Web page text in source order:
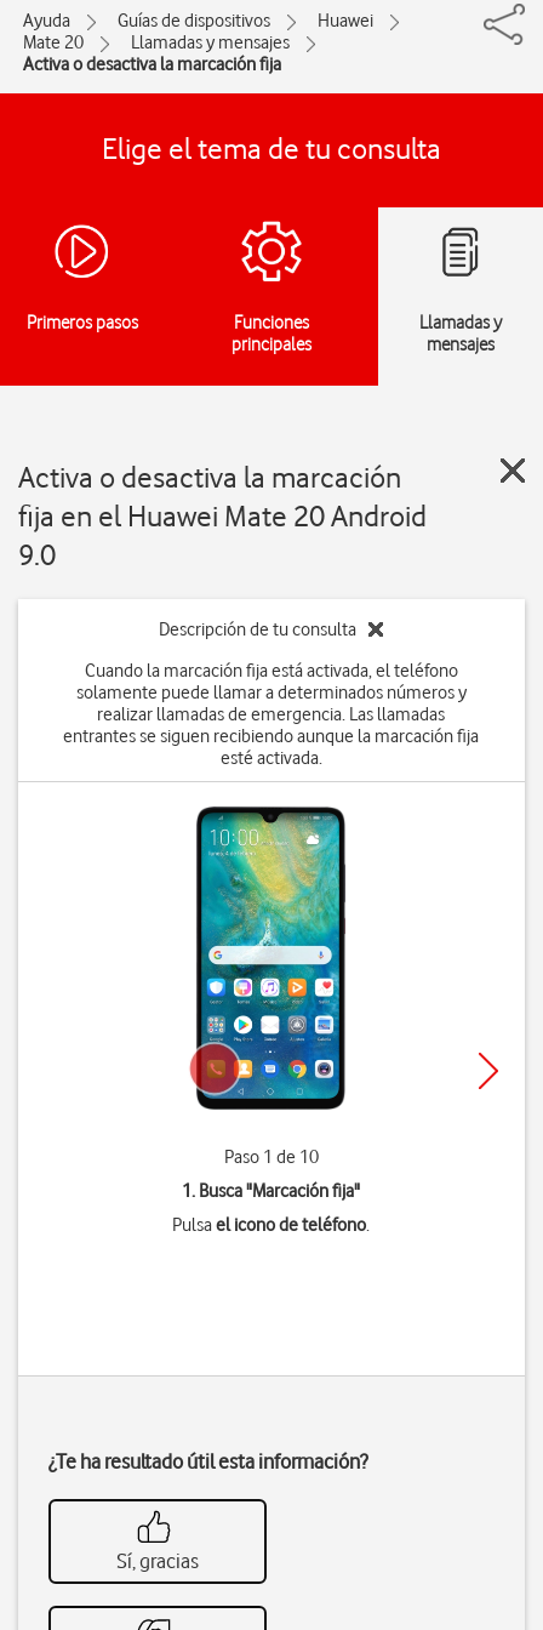
Ayuda Guías de dispositivos
Huawei
Mate 20
Llamadas y mensajes
Activa o desactiva la marcación fija
Elige el tema de tu consulta
Primeros pasos
Funciones
principales
Llamadas y
mensajes
Activa o desactiva la marcación
fija en el Huawei Mate 20 Android
9.0
Descripción de tu consulta
Cuando la marcación fija está activada, el teléfono
solamente puede llamar a determinados números y
realizar llamadas de emergencia. Las llamadas
entrantes se siguen recibiendo aunque la marcación fija
esté activada.
Paso 1 de 10
1. Busca "Marcación fija"
Pulsael icono de teléfono.
¿Te ha resultado útil esta información?
Sí, gracias